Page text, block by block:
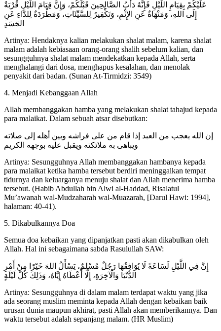
عَلَيْكُمْ بِقِيَامِ اللَّيْلِ فَإِنَّهُ دَأَبُ الصَّالِحِينَ قَبْلَكُمْ، وَإِنَّ قِيَامَ اللَّيْلِ قُرْبَةٌ
إِلَى اللهِ، وَمَنْهَاةٌ عَنِ الإِثْمِ، وَتَكْفِيرٌ لِلسَّيِّئَاتِ، وَمَطْرَدَةٌ لِلدَّاءِ عَنِ
الجَسَدِ
Artinya: Hendaknya kalian melakukan shalat malam, karena shalat
malam adalah kebiasaan orang-orang shalih sebelum kalian, dan
sesungguhnya shalat malam mendekatkan kepada Allah, serta
menghalangi dari dosa, menghapus kesalahan, dan menolak
penyakit dari badan. (Sunan At-Tirmidzi: 3549)
4. Menjadi Kebanggaan Allah
Allah membanggakan hamba yang melakukan shalat tahajud kepada
para malaikat. Dalam sebuah atsar disebutkan:
إن الله يعجب من العبد إذا قام من على فراشه وبين أهله إلى صلاته
ويباهى به ملائكته ويقبل عليه بوجهه الكريم
Artinya: Sesungguhnya Allah membanggakan hambanya kepada
para malaikat ketika hamba tersebut berdiri meninggalkan tempat
tidurnya dan keluarganya menuju shalat dan Allah menerima hamba
tersebut. (Habib Abdullah bin Alwi al-Haddad, Risalatul
Mu’awanah wal-Mudzaharah wal-Muazarah, [Darul Hawi: 1994],
halaman: 40-41).
5. Dikabulkannya Doa
Semua doa kebaikan yang dipanjatkan pasti akan dikabulkan oleh
Allah. Hal ini sebagaimana sabda Rasulullah SAW:
إِنَّ فِي اللَّيْلِ لَسَاعَةً لَا يُوَافِقُهَا رَجُلٌ مُسْلِمٌ، يَسْأَلُ اللهَ خَيْرًا مِنْ أَمْرِ
الدُّنْيَا وَالْآخِرَةِ، إِلَّا أَعْطَاهُ إِيَّاهُ، وَذَلِكَ كُلَّ لَيْلَةٍ
Artinya: Sesungguhnya di dalam malam terdapat waktu yang jika
ada seorang muslim meminta kepada Allah dengan kebaikan baik
urusan dunia maupun akhirat, pasti Allah akan memberikannya. Dan
waktu tersebut adalah sepanjang malam. (HR Muslim)